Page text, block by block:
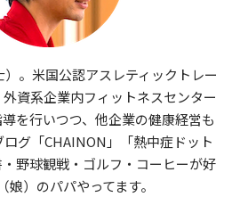
。米国公認アスレティックトレー
外資系企業内フィットネスセンター
を行いつつ、他企業の健康経営も
グ「CHAINON」「熱中症ドット
野球観戦・ゴルフ・コーヒーが好
娘）のパパやってます。